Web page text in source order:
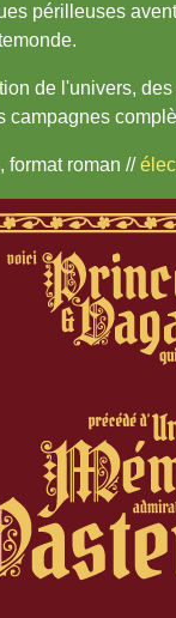
périlleuses
de l'univers,
campagnes
format roman //